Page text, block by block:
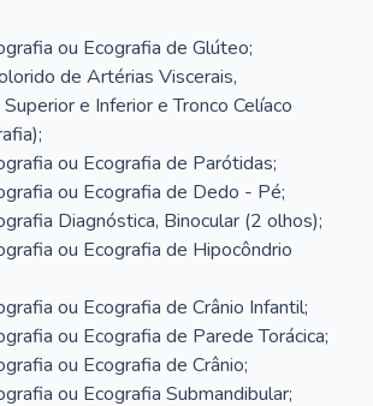
ou Ecografia de Glúteo;
de Artérias Viscerais,
e Inferior e Tronco Celíaco
ou Ecografia de Parótidas;
ou Ecografia de Dedo - Pé;
Diagnóstica, Binocular (2 olhos);
ou Ecografia de Hipocôndrio
ou Ecografia de Crânio Infantil;
ou Ecografia de Parede Torácica;
ou Ecografia de Crânio;
ou Ecografia Submandibular;